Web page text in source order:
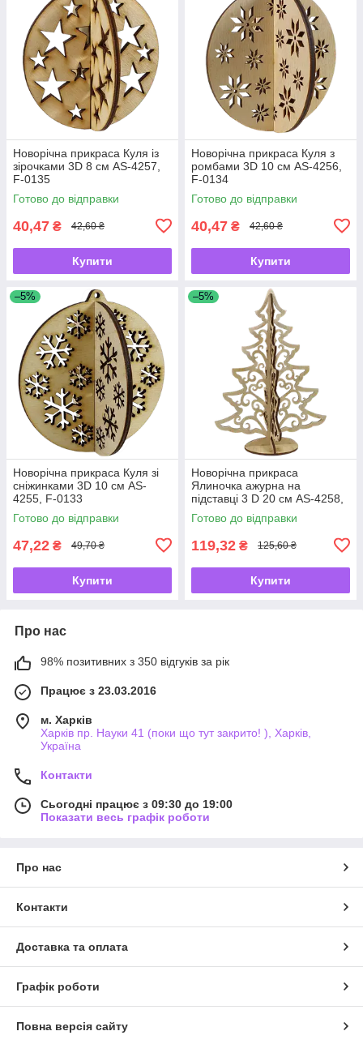
Новорічна прикраса Куля із
зірочками 3D 8 см AS-4257,
F-0135
Готово до відправки
40,47 ₴ 42,60 ₴
Купити
Новорічна прикраса Куля з
ромбами 3D 10 см AS-4256,
F-0134
Готово до відправки
40,47 ₴ 42,60 ₴
Купити
–5%
Новорічна прикраса Куля зі
сніжинками 3D 10 см AS-
4255, F-0133
Готово до відправки
47,22 ₴ 49,70 ₴
Купити
–5%
Новорічна прикраса
Ялиночка ажурна на
підставці 3 D 20 см AS-4258,
F-0136
Готово до відправки
119,32 ₴ 125,60 ₴
Купити
Про нас
98% позитивних з 350 відгуків за рік
Працює з 23.03.2016
м. Харків
Харків пр. Науки 41 (поки що тут закрито! ), Харків,
Україна
Контакти
Сьогодні працює з 09:30 до 19:00
Показати весь графік роботи
Про нас
Контакти
Доставка та оплата
Графік роботи
Повна версія сайту